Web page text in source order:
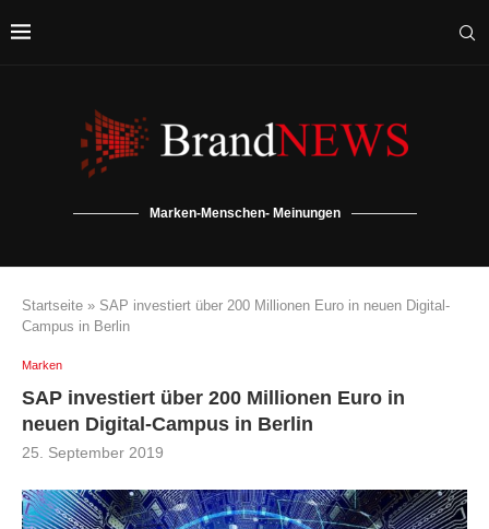
Marken-Menschen- Meinungen
Startseite » SAP investiert über 200 Millionen Euro in neuen Digital-
Campus in Berlin
Marken
SAP investiert über 200 Millionen Euro in
neuen Digital-Campus in Berlin
25. September 2019